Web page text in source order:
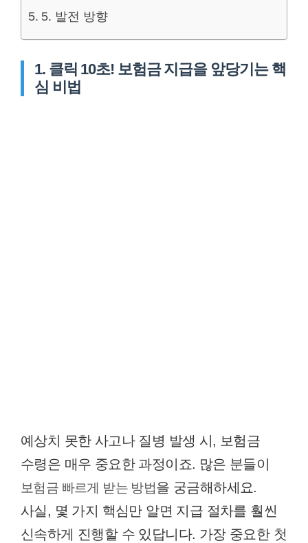
5. 발전 방향
1. 클릭 10초! 보험금 지급을 앞당기는 핵
심 비법
예상치 못한 사고나 질병 발생 시, 보험금
수령은 매우 중요한 과정이죠. 많은 분들이
보험금 빠르게 받는 방법을 궁금해하세요.
사실, 몇 가지 핵심만 알면 지급 절차를 훨씬
신속하게 진행할 수 있답니다. 가장 중요한 첫